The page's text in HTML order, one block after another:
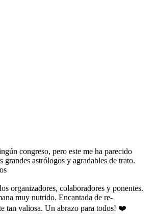
congreso, pero este me ha parecido
grandes astrólogos y agradables de trato.
organizadores, colaboradores y ponentes.
muy nutrido. Encantada de re-
tan valiosa. Un abrazo para todos! ❤️